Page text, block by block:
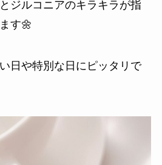
ジルコニアのキラキラが指
す🌼
日や特別な日にピッタリで